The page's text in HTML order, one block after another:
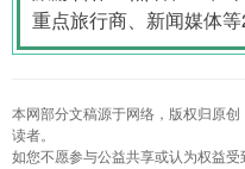
重点旅行商、新闻媒体等
本网部分文稿源于网络，版权归原
读者。
如您不愿参与公益共享或认为权益